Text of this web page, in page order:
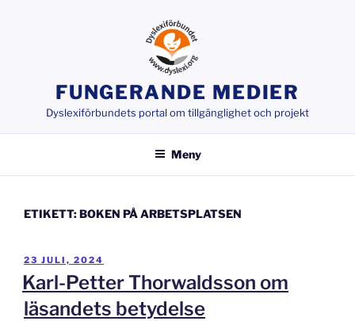
FUNGERANDE MEDIER
Dyslexiförbundets portal om tillgänglighet och projekt
Meny
ETIKETT:BOKEN PÅ ARBETSPLATSEN
PUBLICERAT
23 JULI, 2024
Karl-Petter Thorwaldsson om
läsandets betydelse